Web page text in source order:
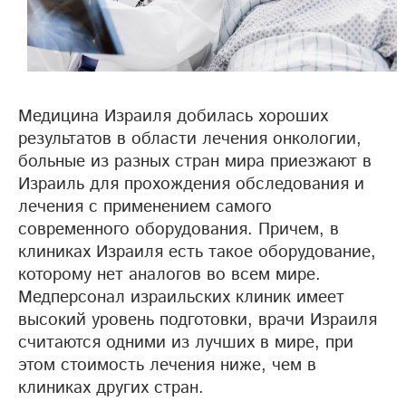
Медицина Израиля добилась хороших
результатов в области лечения онкологии,
больные из разных стран мира приезжают в
Израиль для прохождения обследования и
лечения с применением самого
современного оборудования. Причем, в
клиниках Израиля есть такое оборудование,
которому нет аналогов во всем мире.
Медперсонал израильских клиник имеет
высокий уровень подготовки, врачи Израиля
считаются одними из лучших в мире, при
этом стоимость лечения ниже, чем в
клиниках других стран.